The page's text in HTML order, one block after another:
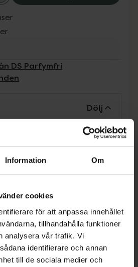
Information Om
cookies
för att anpassa innehållet
tillhandahålla funktioner
analysera vår trafik. Vi
identifierare och annan
till de sociala medier och
DS Parfymfri
Dölj
stadga samt naturlig
statisk elektricitet. Ger
Perfekt som bas för
styling med textur
HårvårdStyling